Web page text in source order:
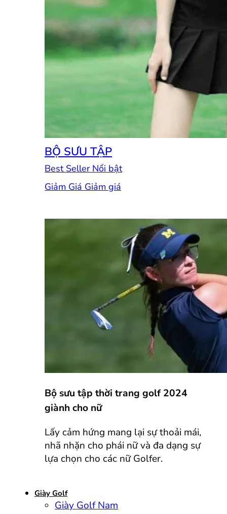
BỘ SƯU TẬP
Best Seller
Giảm Giá
Bộ sưu tập thời trang golf 2024
giành cho nữ
Lấy cảm hứng mang lại sự thoải mái,
nhã nhặn cho phái nữ và đa dạng sự
lựa chọn cho các nữ Golfer.
Giày Golf
Giày Golf Nam